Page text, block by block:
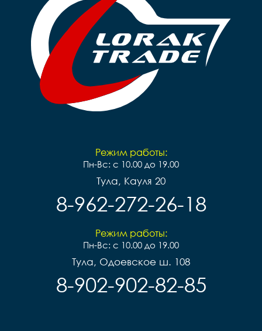
Режим работы:
Пн-Вс: с 10.00 до 19.00
Тула, Кауля 20
8-962-272-26-18
Режим работы:
Пн-Вс: с 10.00 до 19.00
Тула, Одоевское ш. 108
8-902-902-82-85